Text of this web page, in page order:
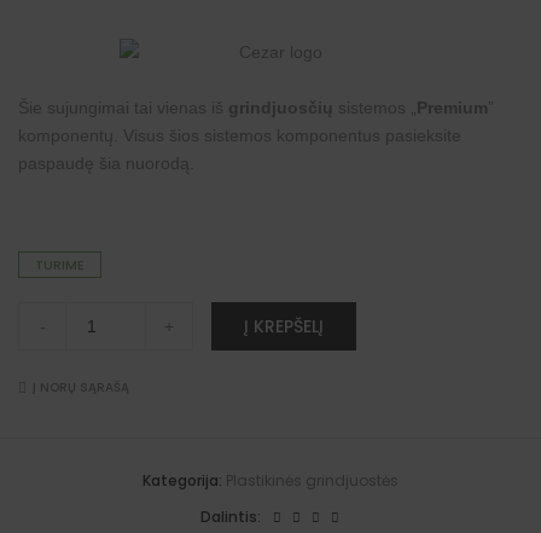
Šie sujungimai tai vienas iš grindjuosčių sistemos „ Premium ”
komponentų. Visus šios sistemos komponentus pasieksite
paspaudę šia nuorodą
TURIME
"Premium"
ąžuolas/medus
- + Į KREPŠELĮ
v
Į NORŲ SĄRAŠĄ
Kategorija: Plastikinės grindjuostės
Dalintis: